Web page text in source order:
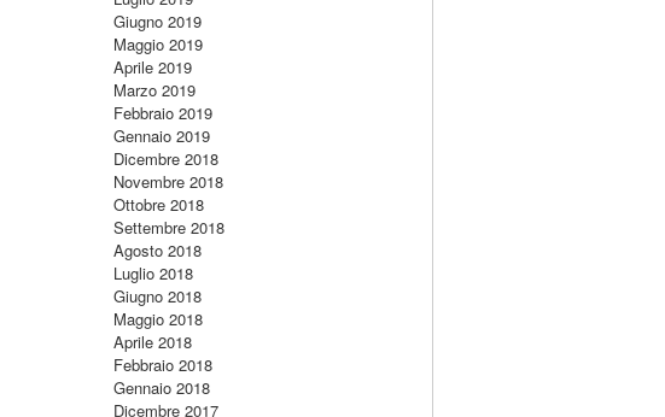
Giugno 2019
Maggio 2019
Aprile 2019
Marzo 2019
Febbraio 2019
Gennaio 2019
Dicembre 2018
Novembre 2018
Ottobre 2018
Settembre 2018
Agosto 2018
Luglio 2018
Giugno 2018
Maggio 2018
Aprile 2018
Febbraio 2018
Gennaio 2018
Dicembre 2017